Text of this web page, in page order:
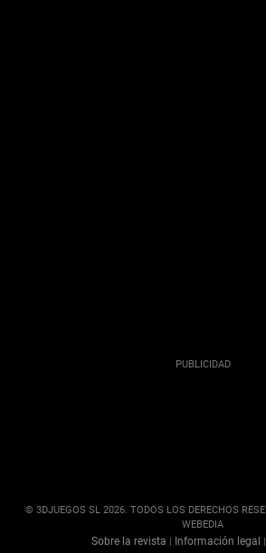
© 3DJUEGOS SL 2026. TODOS LOS DERECHOS
WEBEDIA
Sobre la revista | Información legal |